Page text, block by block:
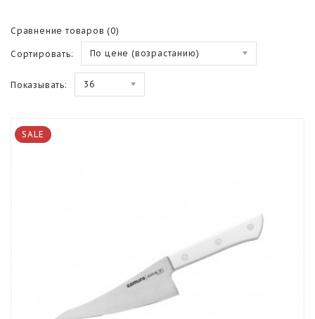
Сравнение товаров (0)
Сортировать: По цене (возрастанию)
Показывать: 36
SALE